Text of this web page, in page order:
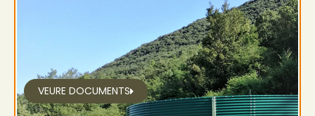
VEURE DOCUMENTS